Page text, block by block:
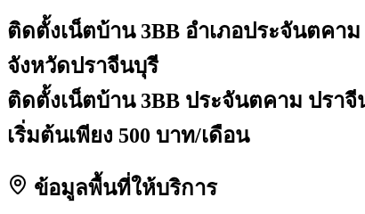
ติดตั้งเน็ตบ้าน 3BB อำเภอประจันตคาม
จังหวัดปราจีนบุรี
ติดตั้งเน็ตบ้าน 3BB ประจันตคาม ปราจี
เริ่มต้นเพียง 500 บาท/เดือน
ข้อมูลพื้นที่ให้บริการ